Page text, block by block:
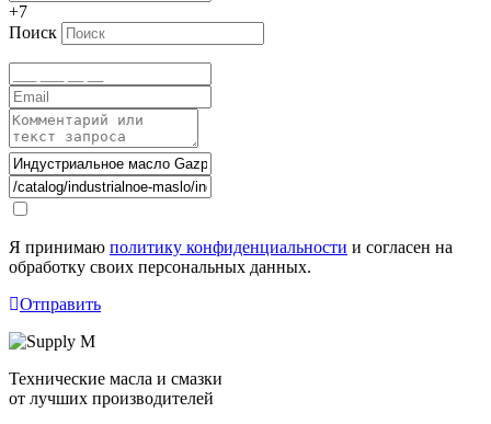
+7
Поиск
Я принимаю политику конфиденциальности и согласен на
обработку своих персональных данных.
Отправить
Технические масла и смазки
от лучших производителей